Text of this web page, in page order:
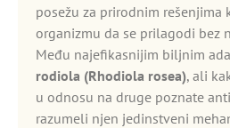
posežu za prirodnim rešenjima
organizmu da se prilagodi bez
Među najefikasnijim biljnim
rodiola (Rhodiola rosea), ali
u odnosu na druge poznate
razumeli njen jedinstveni